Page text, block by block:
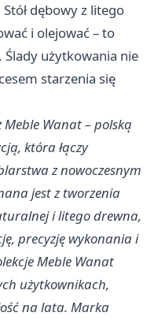
Stół dębowy z litego
i olejować – to
Ślady użytkowania nie
starzenia się
Meble Wanat – polską
która łączy
z nowoczesnym
jest z tworzenia
i litego drewna,
precyzję wykonania i
Meble Wanat
użytkownikach,
na lata. Marka